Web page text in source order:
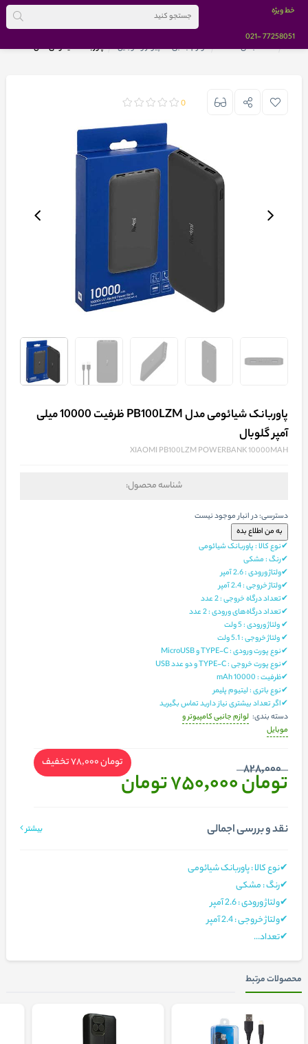
خط ویژه
77258051
-021
خانه
دسته بندی کالاها لوازم جانبی کامپیوتر و موبایل پاوربانک شیائومی مدل PB100LZM ظرفیت 10000 میلی آمپر گلوبال
پاوربانک شیائومی مدل PB100LZM ظرفیت 10000 میلی
آمپر گلوبال
XIAOMI PB100LZM POWERBANK 10000MAH
شناسه محصول:
دسترسی:در انبار موجود نیست
✔نوع کالا : پاوربانک شیائومی
✔رنگ : مشکی
✔ولتاژ ورودی : 2.6 آمپر
✔ولتاژ خروجی : 2.4 آمپر
✔تعداد درگاه خروجی : 2 عدد
✔تعداد درگاه‌های ورودی : 2 عدد
✔ ولتاژ ورودی : 5 ولت
✔ ولتاژ خروجی : 5.1 ولت
✔نوع پورت ورودی : TYPE-C و MicroUSB
✔نوع پورت خروجی : TYPE-C و دو عدد USB
✔ظرفیت : 10000 mAh
✔نوع باتری : لیتیوم پلیمر
✔اگر تعداد بیشتری نیاز دارید تماس بگیرید
دسته بندی: لوازم جانبی کامپیوتر و
موبایل
828,000
تومان 750,000 تومان
تومان 78,000 تخفیف
0
نقد و بررسی اجمالی بیشتر
✔نوع کالا : پاوربانک شیائومی
✔رنگ : مشکی
✔ولتاژ ورودی : 2.6 آمپر
✔ولتاژ خروجی : 2.4 آمپر
✔تعداد...
محصولات مرتبط